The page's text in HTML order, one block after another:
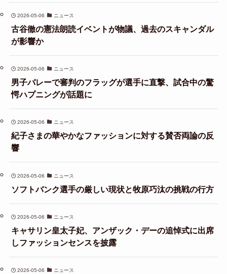
2026-05-06 ニュース
古谷徹の憲法朗読イベントが物議、過去のスキャンダル
が影響か
2026-05-06 ニュース
男子バレーで審判のフラッグが選手に直撃、試合中の驚
愕ハプニングが話題に
2026-05-06 ニュース
紀子さまの華やかなファッションに対する賛否両論の反
響
2026-05-06 ニュース
ソフトバンク選手の厳しい現状と牧原巧汰の挑戦の行方
2026-05-06 ニュース
キャサリン皇太子妃、アンザック・デーの追悼式に出席
しファッションセンスを披露
2026-05-06 ニュース